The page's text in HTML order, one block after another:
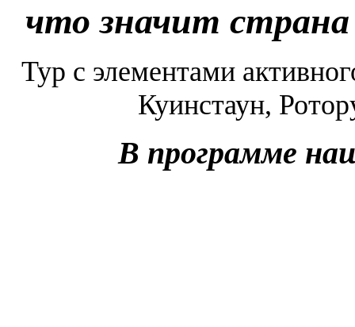
что значит страна
Тур с элементами
Куинстаун,
В программе